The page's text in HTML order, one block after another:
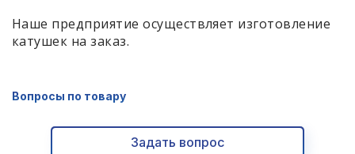
Наше предприятие осуществляет изготовление
катушек на заказ.
Вопросы по товару
Задать вопрос